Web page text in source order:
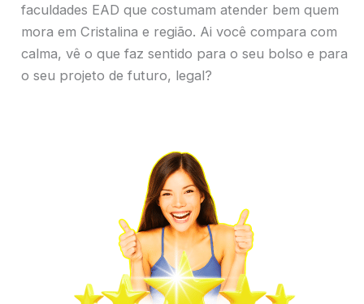
faculdades EAD que costumam atender bem quem
mora em Cristalina e região. Ai você compara com
calma, vê o que faz sentido para o seu bolso e para
o seu projeto de futuro, legal?